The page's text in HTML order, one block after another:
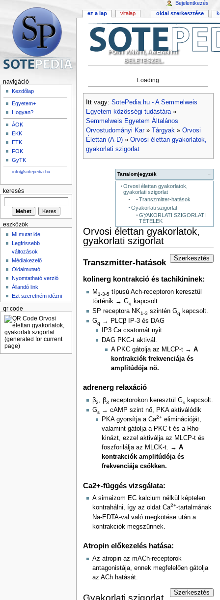
PONT ANNYI, AMENNYIT
BELETESZEL.
Loading
Itt vagy: SotePedia.hu - A Semmelweis
Egyetem közösségi tudástára»
Semmelweis Egyetem Általános
Orvostudományi Kar» Tárgyak» Orvosi
Élettan (A-D)» Orvosi élettan gyakorlatok,
gyakorlati szigorlat
−
Tartalomjegyzék
Orvosi élettan gyakorlatok,
gyakorlati szigorlat
Transzmitter-hatások
Gyakorlati szigorlat
GYAKORLATI SZIGORLATI
TÉTELEK
Orvosi élettan gyakorlatok,
gyakorlati szigorlat
Szerkesztés
Transzmitter-hatások
kolinerg kontrakció és tachikininek:
M 1-3-5 típusú Ach-receptoron keresztül
történik → Gq
kapcsolt
SP receptora NK1-3 szintén Gq
kapcsolt.
Gq
→ PLCβ IP-3 és DAG
IP3 Ca csatornát nyit
DAG PKC-t aktivál.
A PKC gátolja az MLCP-t → A
kontrakciók frekvenciája és
amplitúdója nő.
adrenerg relaxáció
β2, β3 receptorokon keresztül Gskapcsolt.
Gs→ cAMP szint nő, PKA aktiválódik
PKA gyorsítja a Ca2+eliminációját,
valamint gátolja a PKC-t és a Rho-
kinázt, ezzel aktiválja az MLCP-t és
foszforilálja az MLCK-t. → A
kontrakciók amplitúdója és
frekvenciája csökken.
Ca2+-függés vizsgálata:
A simaizom EC kalcium nélkül képtelen
kontrahálni, így az oldat Ca2+-tartalmának
Na-EDTA-val való megkötése után a
kontrakciók megszűnnek.
Atropin előkezelés hatása:
Az atropin az mACh-receptorok
antagonistája, ennek megfelelően gátolja
az ACh hatását.
Szerkesztés
Gyakorlati szigorlat
ez a lap vitalap oldal szerkesztése
Bejelentkezés
navigáció
Kezdőlap
Egyetem+
Hogyan?
ÁOK
EKK
ETK
FOK
GyTK
info@sotepedia.hu
keresés
eszközök
Mi mutat ide
Legfrissebb
változások
Médiakezelő
Oldalmutató
Nyomtatható verzió
Állandó link
Ezt szeretném idézni
qr code